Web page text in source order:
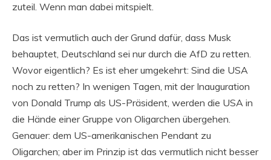
zuteil. Wenn man dabei mitspielt.
Das ist vermutlich auch der Grund dafür, dass Musk
behauptet, Deutschland sei nur durch die AfD zu retten.
Wovor eigentlich? Es ist eher umgekehrt: Sind die USA
noch zu retten? In wenigen Tagen, mit der Inauguration
von Donald Trump als US-Präsident, werden die USA in
die Hände einer Gruppe von Oligarchen übergehen.
Genauer: dem US-amerikanischen Pendant zu
Oligarchen; aber im Prinzip ist das vermutlich nicht besser